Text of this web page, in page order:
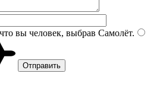
вы человек, выбрав Самолёт.